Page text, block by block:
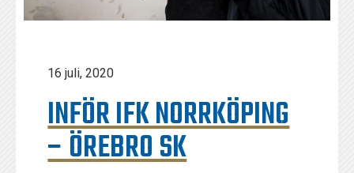
16 juli, 2020
INFÖR IFK NORRKÖPING
– ÖREBRO SK